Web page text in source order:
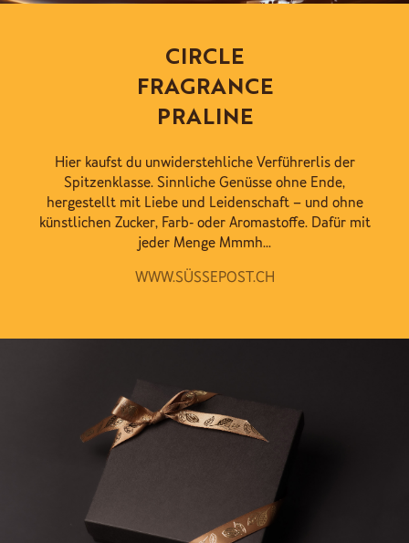
CIRCLE
FRAGRANCE
PRALINE
Hier kaufst du unwiderstehliche Verführerlis der
Spitzenklasse. Sinnliche Genüsse ohne Ende,
hergestellt mit Liebe und Leidenschaft – und ohne
künstlichen Zucker, Farb- oder Aromastoffe. Dafür mit
jeder Menge Mmmh...
WWW.SÜSSEPOST.CH